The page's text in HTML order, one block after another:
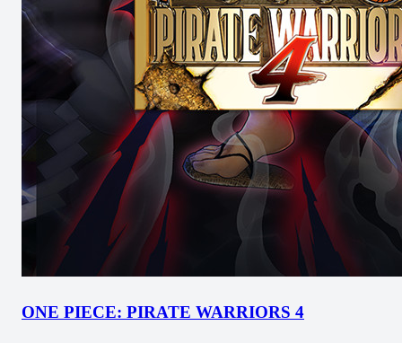
ONE PIECE: PIRATE WARRIORS 4